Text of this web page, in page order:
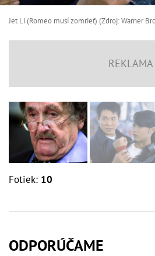
Jet Li (Romeo musí zomrieť) (Zdroj: Warner
Fotiek: 10
ODPORÚČAME